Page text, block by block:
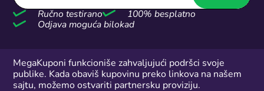
Ručno testirano
100% besplatno
Odjava moguća bilokad
MegaKuponi funkcioniše zahvaljujući podršci svoje
publike. Kada obaviš kupovinu preko linkova na našem
sajtu, možemo ostvariti partnersku proviziju.